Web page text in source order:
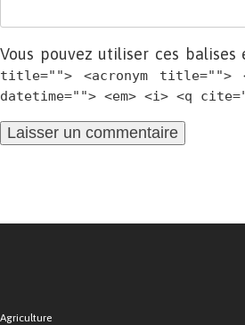
Vous pouvez utiliser ces
title=""> <acronym title="">
datetime=""> <em> <i> <q
Agriculture